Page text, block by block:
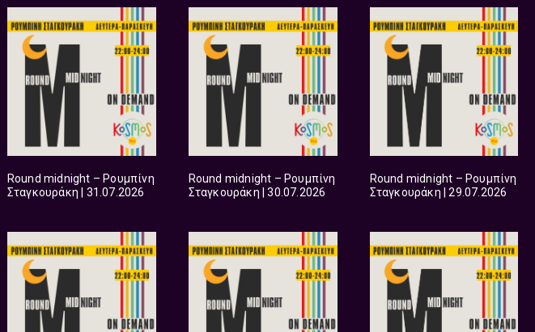
Round midnight – Ρουμπίνη
Σταγκουράκη | 31.07.2026
Round midnight – Ρουμπίνη
Σταγκουράκη | 30.07.2026
Round midnight – Ρουμπίνη
Σταγκουράκη | 29.07.2026